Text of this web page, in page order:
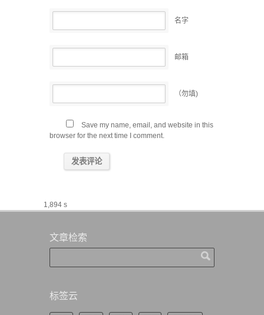
名字
邮箱
（勿填)
Save my name, email, and website in this
browser for the next time I comment.
1,894 s
文章检索
标签云